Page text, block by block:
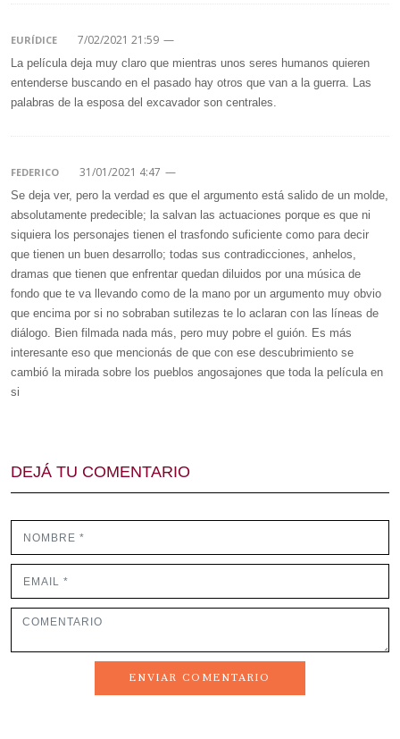
EURÍDICE 7/02/2021 21:59 —
La película deja muy claro que mientras unos seres humanos quieren
entenderse buscando en el pasado hay otros que van a la guerra. Las
palabras de la esposa del excavador son centrales.
FEDERICO 31/01/2021 4:47 —
Se deja ver, pero la verdad es que el argumento está salido de un molde,
absolutamente predecible; la salvan las actuaciones porque es que ni
siquiera los personajes tienen el trasfondo suficiente como para decir
que tienen un buen desarrollo; todas sus contradicciones, anhelos,
dramas que tienen que enfrentar quedan diluidos por una música de
fondo que te va llevando como de la mano por un argumento muy obvio
que encima por si no sobraban sutilezas te lo aclaran con las líneas de
diálogo. Bien filmada nada más, pero muy pobre el guión. Es más
interesante eso que mencionás de que con ese descubrimiento se
cambió la mirada sobre los pueblos angosajones que toda la película en
si
DEJÁ TU COMENTARIO
ENVIAR COMENTARIO